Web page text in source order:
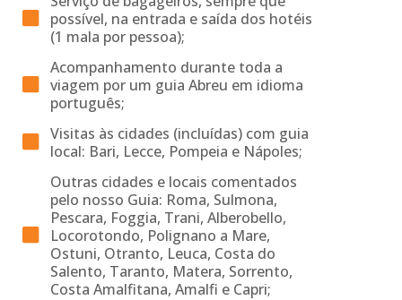
possível, na entrada e saída dos hotéis
(1 mala por pessoa);
Acompanhamento durante toda a
viagem por um guia Abreu em idioma
português;
Visitas às cidades (incluídas) com guia
local: Bari, Lecce, Pompeia e Nápoles;
Outras cidades e locais comentados
pelo nosso Guia: Roma, Sulmona,
Pescara, Foggia, Trani, Alberobello,
Locorotondo, Polignano a Mare,
Ostuni, Otranto, Leuca, Costa do
Salento, Taranto, Matera, Sorrento,
Costa Amalfitana, Amalfi e Capri;